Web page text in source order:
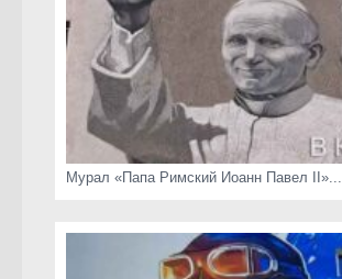
коты Киева
скамейки
часы Киева
Мурал «Папа Римский Иоанн Павел II»...